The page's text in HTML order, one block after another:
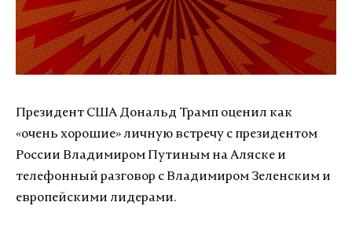
Президент США Дональд Трамп оценил как
«очень хорошие» личную встречу с президентом
России Владимиром Путиным на Аляске и
телефонный разговор с Владимиром Зеленским и
европейскими лидерами.